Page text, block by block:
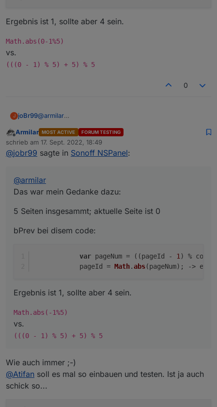
So geht es
Aber mal im Ernst. Macht das gleiche wie ursprünglich.
funktioniert.
Ich hatte mit der Software-Navi noch nie einen Ausfall
Ergebnis ist 1, sollte aber 4 sein.
Math.abs(0-1%5)
vs.
(((0 - 1) % 5) + 5) % 5
0
J joBr99@armilar
5 Seiten insgesammt; aktuelle Seite ist 0
bPrev bei disem code:
Ergebnis ist 1, sollte aber 4 sein.
Math.abs(0-1%5)
vs.
(((0 - 1) % 5) + 5) % 5
Offline
Armilar MOST ACTIVE FORUM TESTING
schrieb am 17. Sept. 2022, 18:49
zuletzt editiert von
@jobr99 sagte in Sonoff NSPanel:
@armilar
Das war mein Gedanke dazu:
5 Seiten insgesammt; aktuelle Seite ist 0
bPrev bei disem code:
var pageNum = ((pageId - 1 ) %
            pageId =
Math.abs(pageNum); ->
Ergebnis ist 1, sollte aber 4 sein.
Math.abs(-1%5)
vs.
(((0 - 1) % 5) + 5) % 5
Wie auch immer ;-)
@Atifan soll es mal so einbauen und testen. Ist ja auch
schick so...